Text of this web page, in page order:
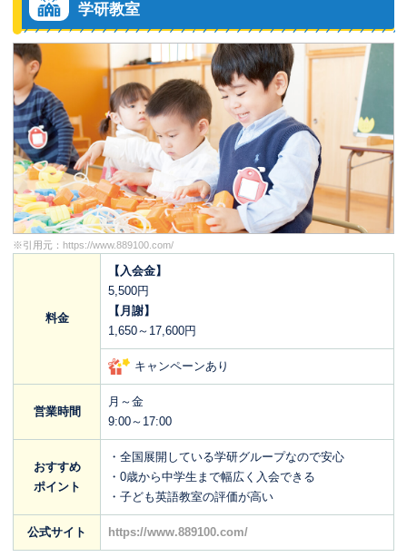
学研教室
※引用元： https://www.889100.com/
料金
【入会金】
5,500円
【月謝】
1,650～17,600円
キャンペーンあり
営業時間
月～金
9:00～17:00
おすすめ
ポイント
・全国展開している学研グループなので安心
・0歳から中学生まで幅広く入会できる
・子ども英語教室の評価が高い
公式サイト https://www.889100.com/